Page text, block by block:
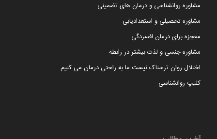
مشاوره روانشناسی و درمان های تضمینی
مشاوره تحصیلی و استعدادیابی
معجزه برای درمان افسردگی
مشاوره جنسی و لذت بیشتر در رابطه
اختلال روان ترسناک نیست ما به راحتی درمان می کنیم
کلیپ روانشناسی